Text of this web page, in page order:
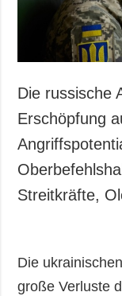
Die russische
Erschöpfung
Streitkräfte,
Die
große Verluste